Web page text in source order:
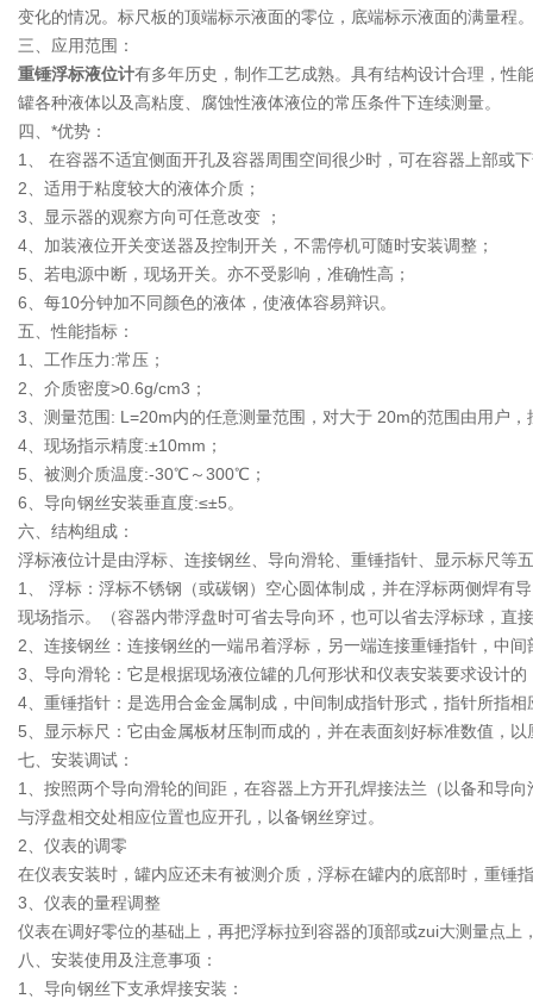
变化的情况。标尺板的顶端标示液面的零位，底端标示液面的满量程
三、应用范围：
重锤浮标液位计有多年历史，制作工艺成熟。具有结构设计合理，性
罐各种液体以及高粘度、腐蚀性液体液位的常压条件下连续测量。
四、*优势：
1、 在容器不适宜侧面开孔及容器周围空间很少时，可在容器上部或
2、适用于粘度较大的液体介质；
3、显示器的观察方向可任意改变 ；
4、加装液位开关变送器及控制开关，不需停机可随时安装调整；
5、若电源中断，现场开关。亦不受影响，准确性高；
6、每10分钟加不同颜色的液体，使液体容易辩识。
五、性能指标：
1、工作压力:常压；
2、介质密度>0.6g/cm3；
3、测量范围: L=20m内的任意测量范围，对大于 20m的范围由用户
4、现场指示精度:±10mm；
5、被测介质温度:-30℃～300℃；
6、导向钢丝安装垂直度:≤±5。
六、结构组成：
浮标液位计是由浮标、连接钢丝、导向滑轮、重锤指针、显示标尺等
1、 浮标：浮标不锈钢（或碳钢）空心圆体制成，并在浮标两侧焊有
现场指示。（容器内带浮盘时可省去导向环，也可以省去浮标球，直
2、连接钢丝：连接钢丝的一端吊着浮标，另一端连接重锤指针，中
3、导向滑轮：它是根据现场液位罐的几何形状和仪表安装要求设计
4、重锤指针：是选用合金金属制成，中间制成指针形式，指针所指
5、显示标尺：它由金属板材压制而成的，并在表面刻好标准数值，
七、安装调试：
1、按照两个导向滑轮的间距，在容器上方开孔焊接法兰（以备和导
与浮盘相交处相应位置也应开孔，以备钢丝穿过。
2、仪表的调零
在仪表安装时，罐内应还未有被测介质，浮标在罐内的底部时，重
3、仪表的量程调整
仪表在调好零位的基础上，再把浮标拉到容器的顶部或zui大测量点
八、安装使用及注意事项：
1、导向钢丝下支承焊接安装：